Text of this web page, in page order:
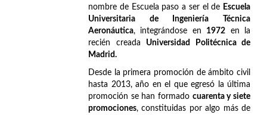
nombre de Escuela paso a ser el de Escuela
Universitaria de Ingeniería Técnica
Aeronáutica, integrándose en 1972 en la
recién creada Universidad Politécnica de
Madrid.
Desde la primera promoción de ámbito civil
hasta 2013, año en el que egresó la última
promoción se han formado cuarenta y siete
promociones, constituidas por algo más de